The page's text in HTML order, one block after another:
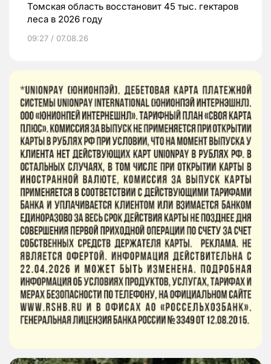
Томская область восстановит 45 тыс. гектаров
леса в 2026 году
09:27 / 07.08.26